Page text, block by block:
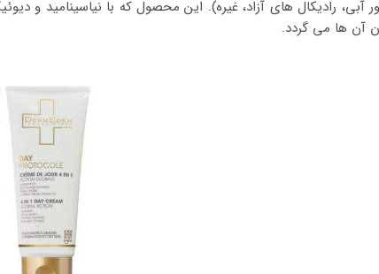
آبی، رادیکال های آزاد، غیره). این محصول که با نیاسینامید
آن ها می گردد.